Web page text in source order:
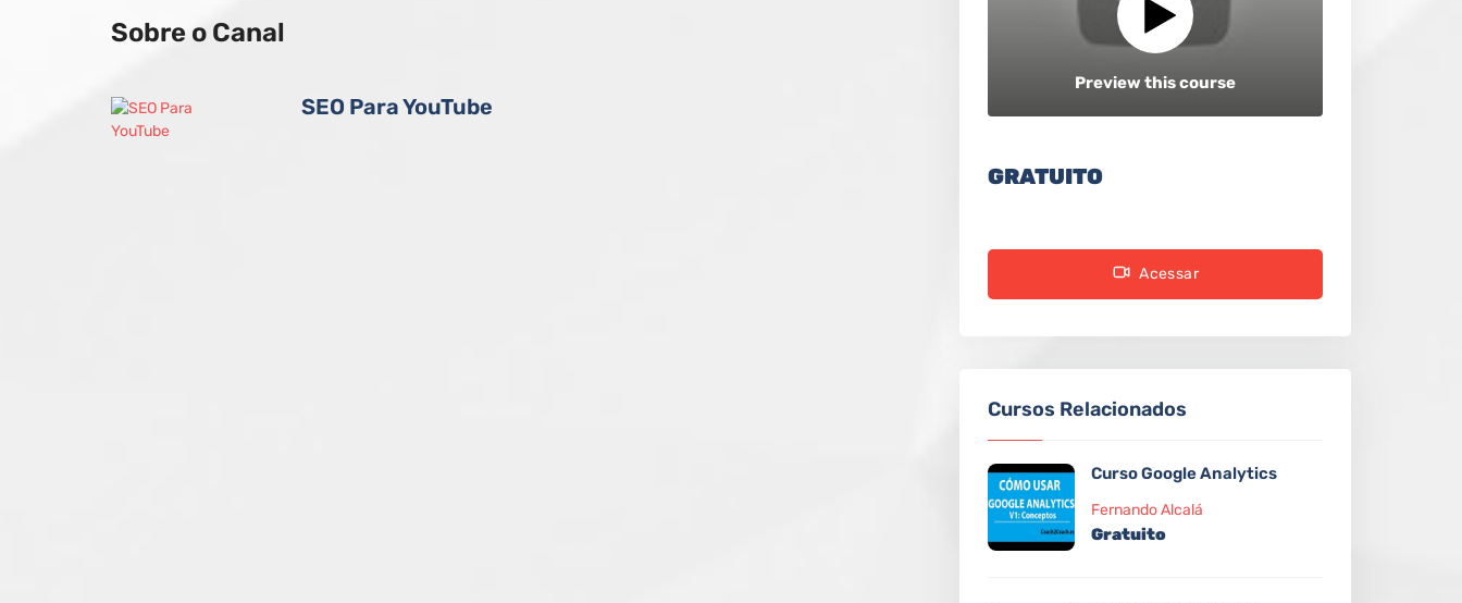
Sobre o Canal
SEO Para YouTube
Preview this course
GRATUITO
Acessar
Cursos Relacionados
Curso Google Analytics
Fernando Alcalá
Gratuito